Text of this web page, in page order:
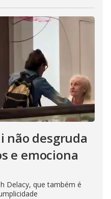
não desgruda
e emociona
Delacy, que também é